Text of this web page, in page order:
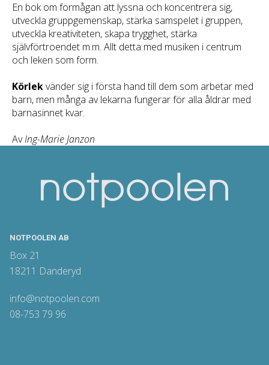
En bok om förmågan att lyssna och koncentrera sig,
utveckla gruppgemenskap, stärka samspelet i gruppen,
utveckla kreativiteten, skapa trygghet, stärka
självförtroendet m.m. Allt detta med musiken i centrum
och leken som form.
Körlekvänder sig i första hand till dem som arbetar med
barn, men många av lekarna fungerar för alla åldrar med
barnasinnet kvar.
AvIng-Marie Janzon
NOTPOOLEN AB
Box 21
18211 Danderyd
info@notpoolen.com
08-753 79 96